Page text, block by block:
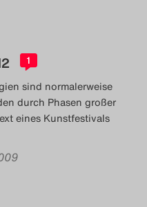
Blog
Blog
1
sind normalerweise
durch Phasen großer
eines Kunstfestivals